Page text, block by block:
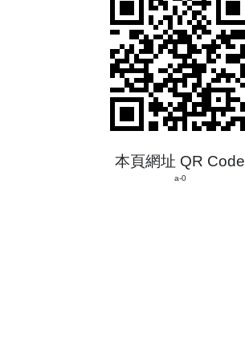
本頁網址 QR Code
a-0